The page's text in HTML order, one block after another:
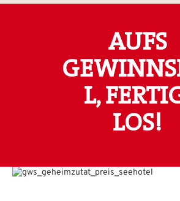
AUFS
L,
LOS!